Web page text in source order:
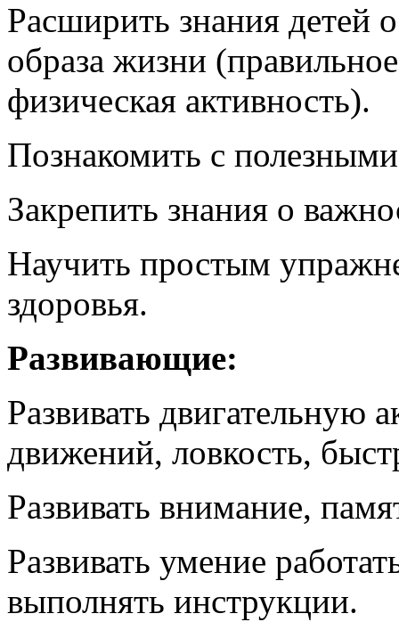
Расширить знания детей
образа жизни
физическая активность).
Познакомить с
Закрепить знания о
Научить простым
здоровья.
Развивающие:
Развивать двигательную
движений, ловкость,
Развивать внимание,
Развивать умение
выполнять инструкции.